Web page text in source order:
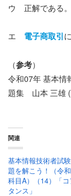
ウ 正解である。
エ 電子商取引
（参考）
令和07年 基本情
題集 山本 三雄
関連
基本情報技術者試
題を解こう！（令
科目A）（14）「
タンス」